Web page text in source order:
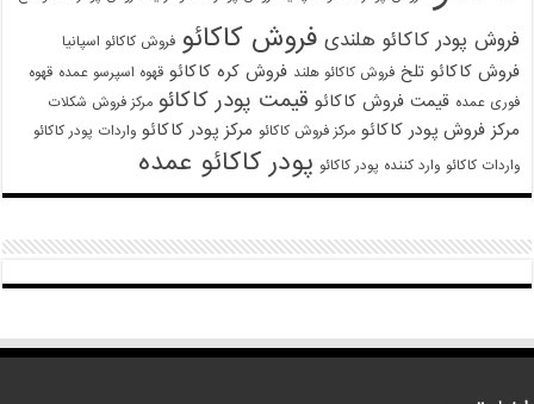
فروش پودر کاکائو هلندی فروش کاکائو فروش کاکائو اسپانیا
فروش کاکائو تلخ فروش کاکائو هلند فروش کره کاکائو قهوه اسپرسو عمده قهوه
فوری عمده قیمت فروش کاکائو قیمت پودر کاکائو مرکز فروش شکلات
مرکز فروش پودر کاکائو مرکز فروش کاکائو مرکز پودر کاکائو واردات پودر کاکائو
واردات کاکائو وارد کننده پودر کاکائو پودر کاکائو عمده